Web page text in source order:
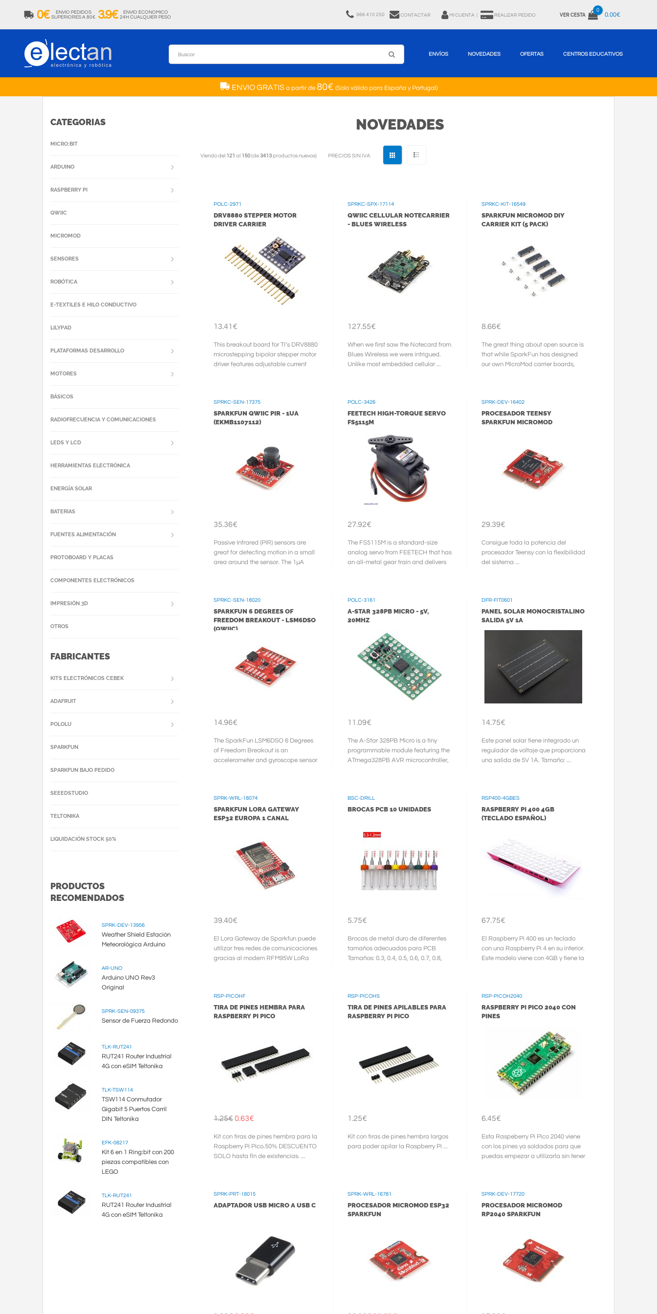
0€
ENVIO PEDIDOS
SUPERIORES A 80€ 3.9€
ENVIO ECONOMICO
24H CUALQUIER PESO
966 410 250 CONTACTAR MI CUENTA REALIZAR PEDIDO VER CESTA
0
0.00€
ENVÍOS NOVEDADES OFERTAS CENTROS EDUCATIVOS
ENVIO GRATISa partir de 80€ (Solo válido para España y Portugal)
NOVEDADES
Viendo del 121 al 150(de3413productos nuevos) PRECIOS SIN IVA
POLC-2971
DRV8880 STEPPER MOTOR
DRIVER CARRIER
13.41€
This breakout board for TI’s DRV8880
microstepping bipolar stepper motor
driver features adjustable current
SPRKC-SPX-17114
QWIIC CELLULAR NOTECARRIER
- BLUES WIRELESS
127.55€
When we first saw the Notecard from
Blues Wireless we were intrigued.
Unlike most embedded cellular ...
SPRKC-KIT-16549
SPARKFUN MICROMOD DIY
CARRIER KIT (5 PACK)
8.66€
The great thing about open source is
that while SparkFun has designed
our own MicroMod carrier boards,
SPRKC-SEN-17375
SPARKFUN QWIIC PIR - 1UA
(EKMB1107112)
35.36€
Passive Infrared (PIR) sensors are
great for detecting motion in a small
area around the sensor. The 1µA
POLC-3426
FEETECH HIGH-TORQUE SERVO
FS5115M
27.92€
The FS5115M is a standard-size
analog servo from FEETECH that has
an all-metal gear train and delivers
SPRK-DEV-16402
PROCESADOR TEENSY
SPARKFUN MICROMOD
29.39€
Consigue toda la potencia del
procesador Teensy con la flexibilidad
del sistema ...
SPRKC-SEN-18020
SPARKFUN 6 DEGREES OF
FREEDOM BREAKOUT - LSM6DSO
(QWIIC)
14.96€
The SparkFun LSM6DSO 6 Degrees
of Freedom Breakout is an
accelerometer and gyroscope sensor
POLC-3161
A-STAR 328PB MICRO - 5V,
20MHZ
11.09€
The A-Star 328PB Micro is a tiny
programmable module featuring the
ATmega328PB AVR microcontroller,
DFR-FIT0601
PANEL SOLAR MONOCRISTALINO
SALIDA 5V 1A
14.75€
Este panel solar tiene integrado un
regulador de voltaje que proporciona
una salida de 5V 1A. Tamaño: ...
SPRK-WRL-18074
SPARKFUN LORA GATEWAY
ESP32 EUROPA 1 CANAL
39.40€
El Lora Gateway de Sparkfun puede
utilizar tres redes de comunicaciones
gracias al modem RFM95W LoRa
BSC-DRILL
BROCAS PCB 10 UNIDADES
5.75€
Brocas de metal duro de diferentes
tamaños adecuadas para PCB
Tamaños: 0.3, 0.4, 0.5, 0.6, 0.7, 0.8,
RSP400-4GBES
RASPBERRY PI 400 4GB
(TECLADO ESPAÑOL)
67.75€
El Raspberry Pi 400 es un teclado
con una Raspberry Pi 4 en su interior.
Este modelo viene con 4GB y tiene la
RSP-PICOHF
TIRA DE PINES HEMBRA PARA
RASPBERRY PI PICO
1.25€0.63€
Kit con tiras de pines hembra para la
Raspberry Pi Pico.50% DESCUENTO
SOLO hasta fin de existencias. ...
RSP-PICOHS
TIRA DE PINES APILABLES PARA
RASPBERRY PI PICO
1.25€
Kit con tiras de pines hembra largos
para poder apilar la Raspberry Pi ...
RSP-PICOH2040
RASPBERRY PI PICO 2040 CON
PINES
6.45€
Esta Raspeberry Pi Pico 2040 viene
con los pines ya soldados para que
puedas empezar a utilizarla sin tener
SPRK-PRT-18015
ADAPTADOR USB MICRO A USB C
SPRK-WRL-16781
PROCESADOR MICROMOD ESP32
SPARKFUN
SPRK-DEV-17720
PROCESADOR MICROMOD
RP2040 SPARKFUN
CATEGORIAS
MICRO:BIT
ARDUINO
RASPBERRY PI
QWIIC
MICROMOD
SENSORES
ROBÓTICA
E-TEXTILES E HILO CONDUCTIVO
LILYPAD
PLATAFORMAS DESARROLLO
MOTORES
BÁSICOS
RADIOFRECUENCIA Y COMUNICACIONES
LEDS Y LCD
HERRAMIENTAS ELECTRÓNICA
ENERGÍA SOLAR
BATERIAS
FUENTES ALIMENTACIÓN
PROTOBOARD Y PLACAS
COMPONENTES ELECTRÓNICOS
IMPRESIÓN 3D
OTROS
FABRICANTES
KITS ELECTRÓNICOS CEBEK
ADAFRUIT
POLOLU
SPARKFUN
SPARKFUN BAJO PEDIDO
SEEEDSTUDIO
TELTONIKA
LIQUIDACIÓN STOCK 50%
PRODUCTOS
RECOMENDADOS
SPRK-DEV-13956
Weather Shield Estación
Meteorológica Arduino
AR-UNO
Arduino UNO Rev3
Original
SPRK-SEN-09375
Sensor de Fuerza Redondo
TLK-RUT241
RUT241 Router Industrial
4G con eSIM Teltonika
TLK-TSW114
TSW114 Conmutador
Gigabit 5 Puertos Carril
DIN Teltonika
EFK-08217
Kit 6 en 1 Ring:bit con 200
piezas compatibles con
LEGO
TLK-RUT241
RUT241 Router Industrial
4G con eSIM Teltonika